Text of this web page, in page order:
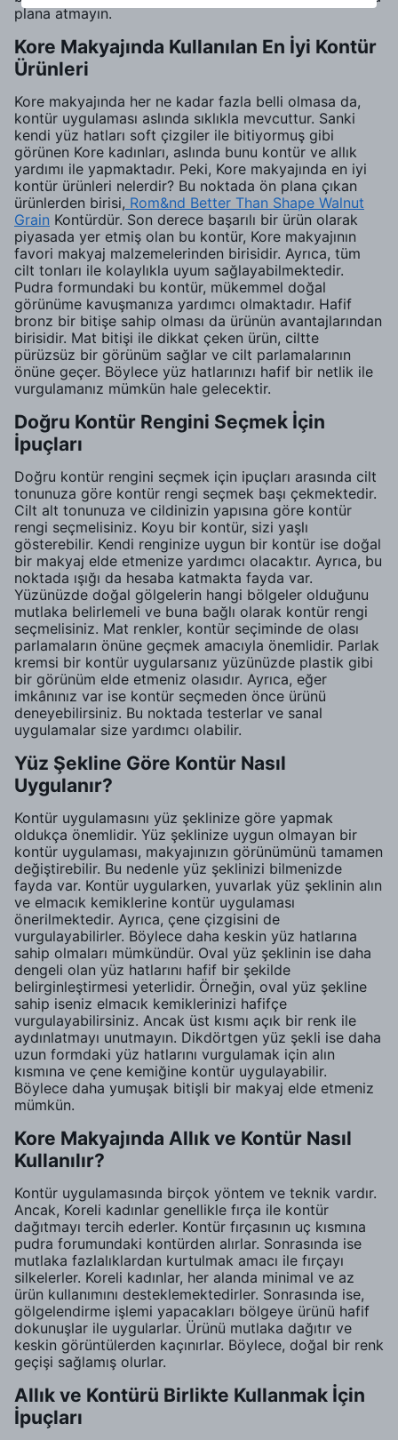
plana atmayın.
Kore Makyajında Kullanılan En İyi Kontür
Ürünleri
Kore makyajında her ne kadar fazla belli olmasa da,
kontür uygulaması aslında sıklıkla mevcuttur. Sanki
kendi yüz hatları soft çizgiler ile bitiyormuş gibi
görünen Kore kadınları, aslında bunu kontür ve allık
yardımı ile yapmaktadır. Peki, Kore makyajında en iyi
kontür ürünleri nelerdir? Bu noktada ön plana çıkan
ürünlerden birisi, Rom&nd Better Than Shape Walnut
Grain Kontürdür. Son derece başarılı bir ürün olarak
piyasada yer etmiş olan bu kontür, Kore makyajının
favori makyaj malzemelerinden birisidir. Ayrıca, tüm
cilt tonları ile kolaylıkla uyum sağlayabilmektedir.
Pudra formundaki bu kontür, mükemmel doğal
görünüme kavuşmanıza yardımcı olmaktadır. Hafif
bronz bir bitişe sahip olması da ürünün avantajlarından
birisidir. Mat bitişi ile dikkat çeken ürün, ciltte
pürüzsüz bir görünüm sağlar ve cilt parlamalarının
önüne geçer. Böylece yüz hatlarınızı hafif bir netlik ile
vurgulamanız mümkün hale gelecektir.
Doğru Kontür Rengini Seçmek İçin
İpuçları
Doğru kontür rengini seçmek için ipuçları arasında cilt
tonunuza göre kontür rengi seçmek başı çekmektedir.
Cilt alt tonunuza ve cildinizin yapısına göre kontür
rengi seçmelisiniz. Koyu bir kontür, sizi yaşlı
gösterebilir. Kendi renginize uygun bir kontür ise doğal
bir makyaj elde etmenize yardımcı olacaktır. Ayrıca, bu
noktada ışığı da hesaba katmakta fayda var.
Yüzünüzde doğal gölgelerin hangi bölgeler olduğunu
mutlaka belirlemeli ve buna bağlı olarak kontür rengi
seçmelisiniz. Mat renkler, kontür seçiminde de olası
parlamaların önüne geçmek amacıyla önemlidir. Parlak
kremsi bir kontür uygularsanız yüzünüzde plastik gibi
bir görünüm elde etmeniz olasıdır. Ayrıca, eğer
imkânınız var ise kontür seçmeden önce ürünü
deneyebilirsiniz. Bu noktada testerlar ve sanal
uygulamalar size yardımcı olabilir.
Yüz Şekline Göre Kontür Nasıl
Uygulanır?
Kontür uygulamasını yüz şeklinize göre yapmak
oldukça önemlidir. Yüz şeklinize uygun olmayan bir
kontür uygulaması, makyajınızın görünümünü tamamen
değiştirebilir. Bu nedenle yüz şeklinizi bilmenizde
fayda var. Kontür uygularken, yuvarlak yüz şeklinin alın
ve elmacık kemiklerine kontür uygulaması
önerilmektedir. Ayrıca, çene çizgisini de
vurgulayabilirler. Böylece daha keskin yüz hatlarına
sahip olmaları mümkündür. Oval yüz şeklinin ise daha
dengeli olan yüz hatlarını hafif bir şekilde
belirginleştirmesi yeterlidir. Örneğin, oval yüz şekline
sahip iseniz elmacık kemiklerinizi hafifçe
vurgulayabilirsiniz. Ancak üst kısmı açık bir renk ile
aydınlatmayı unutmayın. Dikdörtgen yüz şekli ise daha
uzun formdaki yüz hatlarını vurgulamak için alın
kısmına ve çene kemiğine kontür uygulayabilir.
Böylece daha yumuşak bitişli bir makyaj elde etmeniz
mümkün.
Kore Makyajında Allık ve Kontür Nasıl
Kullanılır?
Kontür uygulamasında birçok yöntem ve teknik vardır.
Ancak, Koreli kadınlar genellikle fırça ile kontür
dağıtmayı tercih ederler. Kontür fırçasının uç kısmına
pudra forumundaki kontürden alırlar. Sonrasında ise
mutlaka fazlalıklardan kurtulmak amacı ile fırçayı
silkelerler. Koreli kadınlar, her alanda minimal ve az
ürün kullanımını desteklemektedirler. Sonrasında ise,
gölgelendirme işlemi yapacakları bölgeye ürünü hafif
dokunuşlar ile uygularlar. Ürünü mutlaka dağıtır ve
keskin görüntülerden kaçınırlar. Böylece, doğal bir renk
geçişi sağlamış olurlar.
Allık ve Kontürü Birlikte Kullanmak İçin
İpuçları